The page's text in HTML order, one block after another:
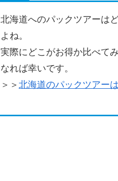
北海道へのパックツアーは
よね。
実際にどこがお得か比べて
なれば幸いです。
＞＞ 北海道のパックツアー